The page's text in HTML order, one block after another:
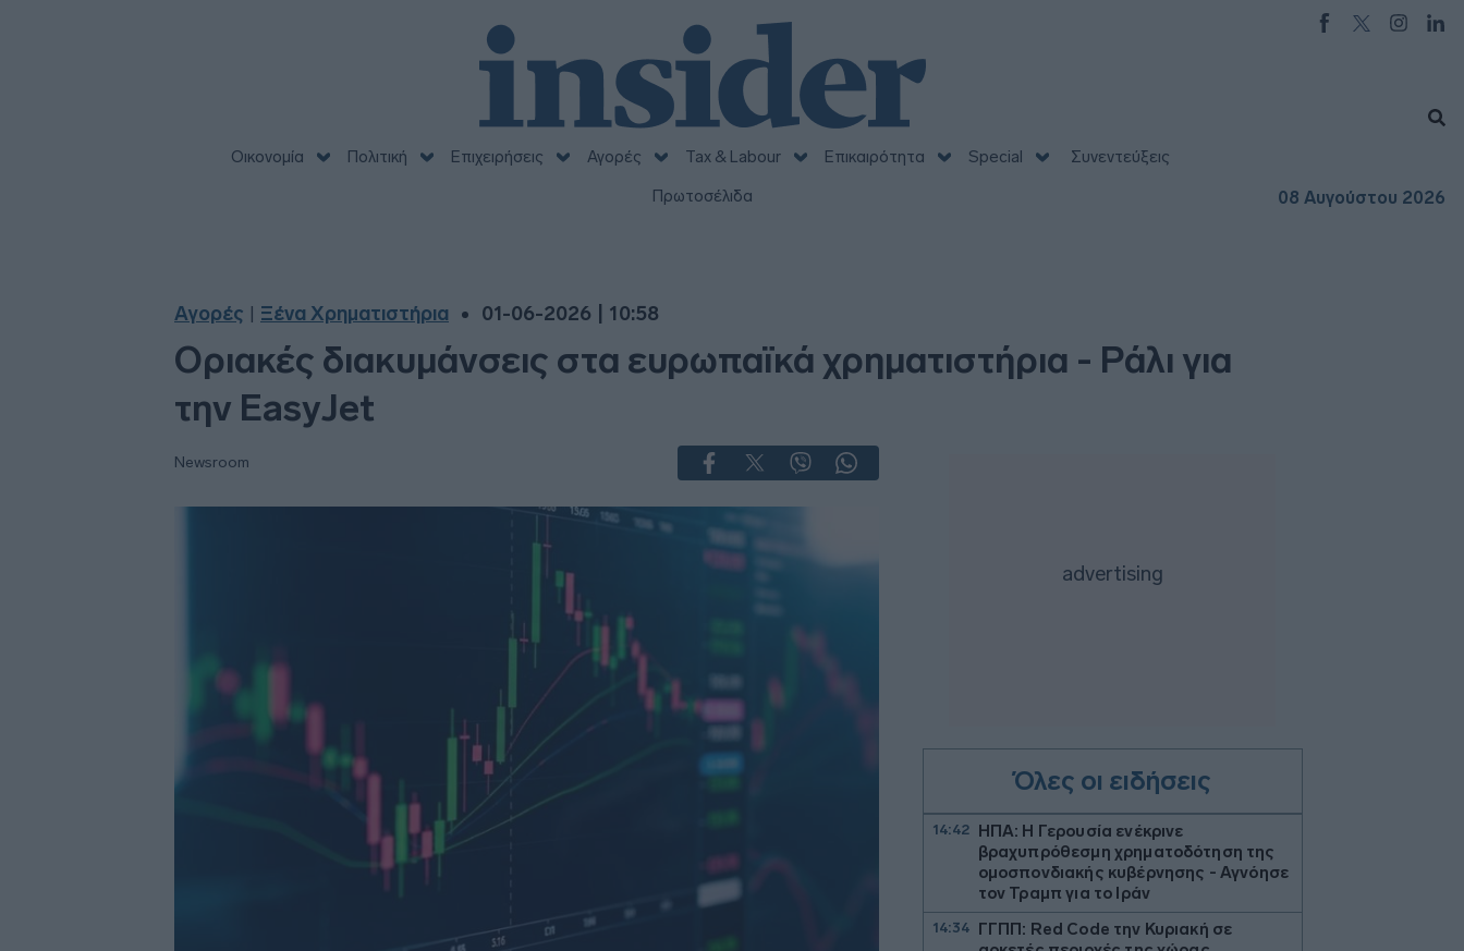
Οικονομία Πολιτική Επιχειρήσεις Αγορές Tax & Labour Επικαιρότητα Special
Συνεντεύξεις
Πρωτοσέλιδα
08 Αυγούστου 2026
Αγορές Ξένα Χρηματιστήρια 01-06-2026 | 10:58
Οριακές διακυμάνσεις στα ευρωπαϊκά χρηματιστήρια - Ράλι για
την EasyJet
Newsroom
Όλες οι ειδήσεις
14:42
ΗΠΑ: Η Γερουσία ενέκρινε
βραχυπρόθεσμη χρηματοδότηση της
ομοσπονδιακής κυβέρνησης - Αγνόησε
τον Τραμπ για το Ιράν
14:34
ΓΓΠΠ: Red Code την Κυριακή σε